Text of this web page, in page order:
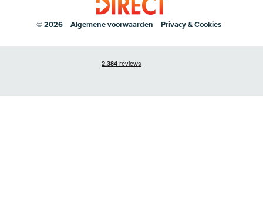
© 2026 Algemene voorwaarden Privacy & Cookies